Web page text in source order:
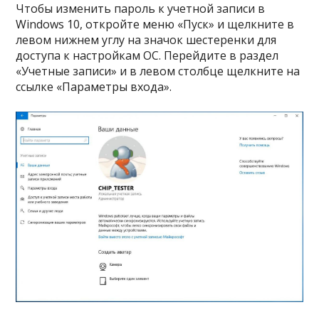
Чтобы изменить пароль к учетной записи в
Windows 10, откройте меню «Пуск» и щелкните в
левом нижнем углу на значок шестеренки для
доступа к настройкам ОС. Перейдите в раздел
«Учетные записи» и в левом столбце щелкните на
ссылке «Параметры входа».